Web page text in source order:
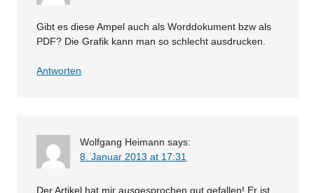
Gibt es diese Ampel auch als Worddokument bzw als
PDF? Die Grafik kann man so schlecht ausdrucken.
Antworten
Wolfgang Heimann says:
8. Januar 2013 at 17:31
Der Artikel hat mir ausgesprochen gut gefallen! Er ist